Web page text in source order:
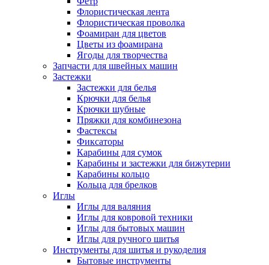
Флористическая лента
Флористическая проволка
Фоамиран для цветов
Цветы из фоамирана
Ягоды для творчества
Запчасти для швейных машин
Застежки
Застежки для белья
Крючки для белья
Крючки шубные
Пряжки для комбинезона
Фастексы
Фиксаторы
Карабины для сумок
Карабины и застежки для бижутерии
Карабины кольцо
Кольца для брелков
Иглы
Иглы для валяния
Иглы для ковровой техники
Иглы для бытовых машин
Иглы для ручного шитья
Инструменты для шитья и рукоделия
Бытовые инструменты